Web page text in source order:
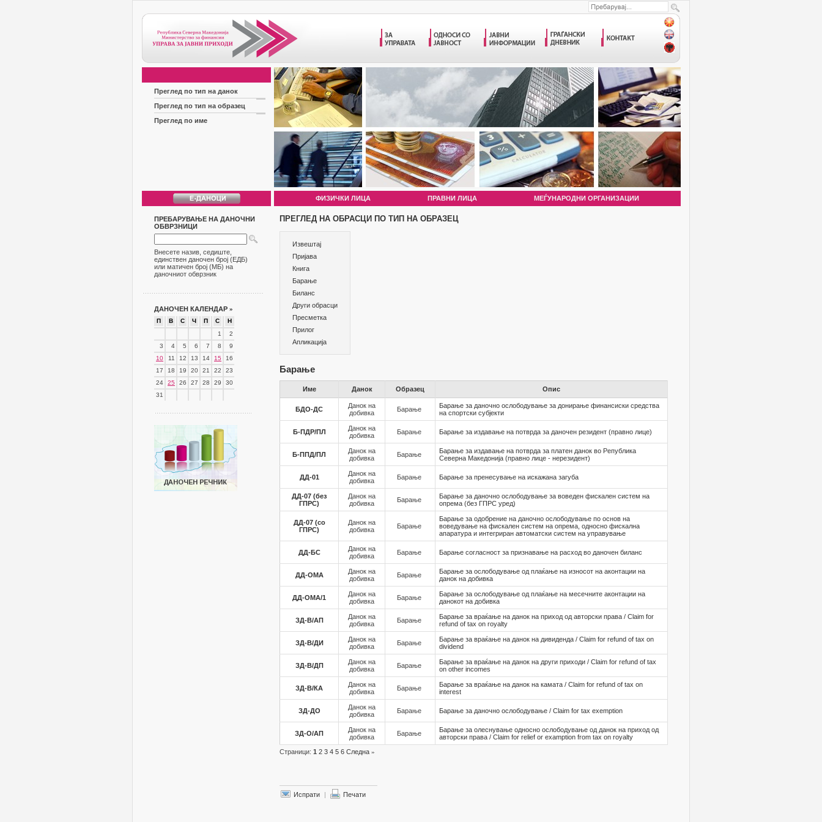
Преглед по тип на данок
Преглед по тип на образец
Преглед по име
ФИЗИЧКИ ЛИЦА ПРАВНИ ЛИЦА МЕЃУНАРОДНИ ОРГАНИЗАЦИИ
ПРЕБАРУВАЊЕ НА ДАНОЧНИ
ОБВРЗНИЦИ
Внесете назив, седиште,
единствен даночен број (ЕДБ)
или матичен број (МБ) на
даночниот обврзник
ДАНОЧЕН КАЛЕНДАР »
П В С Ч П С
Н
1
2
3
4 5 6 7 8
9
10
11 12 13 14 15
16
17
18 19 20 21 22
23
24
25 26 27 28 29
30
31
ПРЕГЛЕД НА ОБРАСЦИ ПО ТИП НА ОБРАЗЕЦ
Извештај
Пријава
Книга
Барање
Биланс
Други обрасци
Пресметка
Прилог
Апликација
Барање
Име Данок Образец Опис
БДО-ДС
Данок на
добивка
Барање
Барање за даночно ослободување за донирање финансиски средства
на спортски субјекти
Б-ПДР/ПЛ
Данок на
добивка
Барање Барање за издавање на потврда за даночен резидент (правно лице)
Б-ППД/ПЛ
Данок на
добивка
Барање
Барање за издавање на потврда за платен данок во Република
Северна Македонија (правно лице - нерезидент)
ДД-01
Данок на
добивка
Барање Барање за пренесување на искажана загуба
ДД-07 (без
ГПРС)
Данок на
добивка
Барање
Барање за даночно ослободување за воведен фискален систем на
опрема (без ГПРС уред)
ДД-07 (со
ГПРС)
Данок на
добивка
Барање
Барање за одобрение на даночно ослободување по основ на
воведување на фискaлен систем на опрема, односно фискална
апаратура и интегриран автоматски систем на управување
ДД-БС
Данок на
добивка
Барање Барање согласност за признавање на расход во даночен биланс
ДД-ОМА
Данок на
добивка
Барање
Барање за ослободување од плаќање на износот на аконтации на
данок на добивка
ДД-ОМА/1
Данок на
добивка
Барање
Барање за ослободување од плаќање на месечните аконтации на
данокот на добивка
ЗД-В/АП
Данок на
добивка
Барање
Барање за враќање на данок на приход од авторски права / Claim for
refund of tax on royalty
ЗД-В/ДИ
Данок на
добивка
Барање
Барање за враќање на данок на дивиденда / Claim for refund of tax on
dividend
ЗД-В/ДП
Данок на
добивка
Барање
Барање за враќање на данок на други приходи / Claim for refund of tax
on other incomes
ЗД-В/КА
Данок на
добивка
Барање
Барање за враќање на данок на камата / Claim for refund of tax on
interest
ЗД-ДО
Данок на
добивка
Барање Барање за даночно ослободување / Claim for tax exemption
ЗД-О/АП
Данок на
добивка
Барање
Барање за олеснување односно ослободување од данок на приход од
авторски права / Claim for relief or examption from tax on royalty
Страници: 1 2 3 4 5 6 Следна »
Испрати | Печати